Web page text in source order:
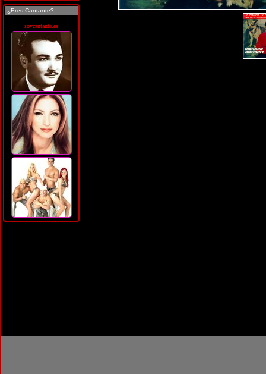
¿Eres Cantante?
soycantante.es